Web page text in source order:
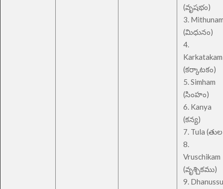
(వృషభం)
3.
(మిధునం)
4.
Karkatakam
(కర్కాటకం)
5. Simham
(సింహం)
6. Kanya
(కన్య)
7. Tula
8.
Vruschikam
(వృశ్చికము)
9. Dhanussu